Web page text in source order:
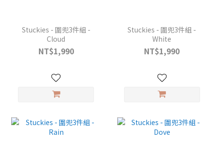
Stuckies - 圍兜3件組 -
Cloud
NT$1,990
Stuckies - 圍兜3件組 -
White
NT$1,990